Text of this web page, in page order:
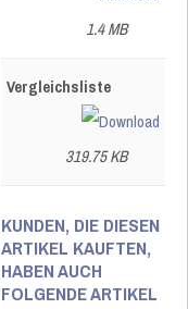
1.4 MB
Vergleichsliste
319.75 KB
KUNDEN, DIE DIESEN
ARTIKEL KAUFTEN,
HABEN AUCH
FOLGENDE ARTIKEL